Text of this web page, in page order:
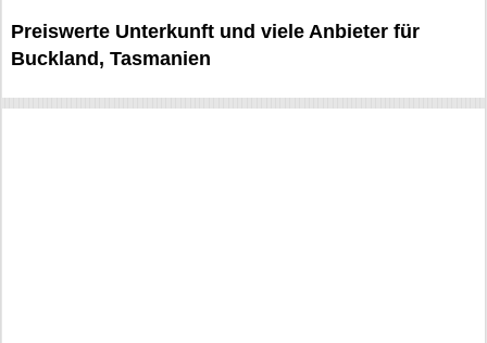
Preiswerte Unterkunft und viele Anbieter für
Buckland, Tasmanien